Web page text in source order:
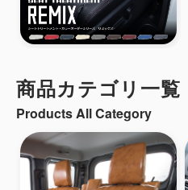
商品カテゴリ一覧
Products All Category